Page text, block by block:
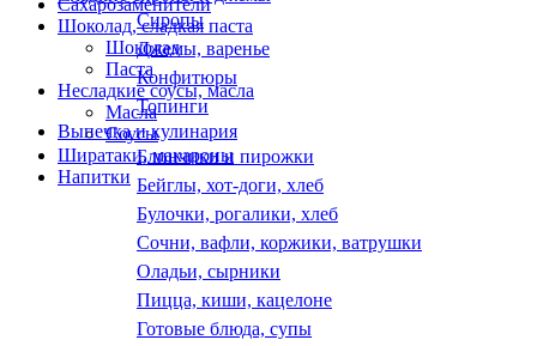
Сахарозаменители
Шоколад, сладкая паста
Шоколад
Паста
Несладкие соусы, масла
Масла
Соусы
Ширатаки, макароны
Напитки
Сиропы
Джемы, варенье
Конфитюры
Топинги
Выпечка и кулинария
Блинчики и пирожки
Бейглы, хот-доги, хлеб
Булочки, рогалики, хлеб
Сочни, вафли, коржики, ватрушки
Оладьи, сырники
Пицца, киши, кацелоне
Готовые блюда, супы